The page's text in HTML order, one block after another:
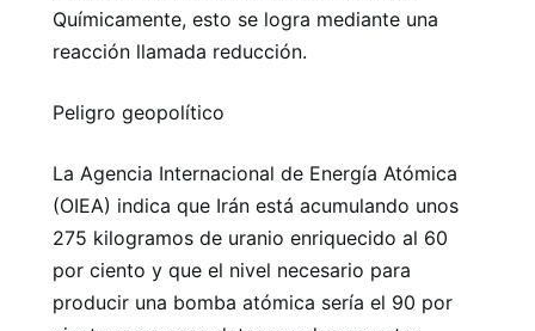
Químicamente, esto se logra mediante una
reacción llamada reducción.
Peligro geopolítico
La Agencia Internacional de Energía Atómica
(OIEA) indica que Irán está acumulando unos
275 kilogramos de uranio enriquecido al 60
por ciento y que el nivel necesario para
producir una bomba atómica sería el 90 por